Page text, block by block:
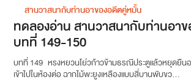
สานวาสนากับท่านอาของอดีตคู่หมั้น
ทดลองอ่าน สานวาสนากับท่านอา
บทที่ 149-150
บทที่ 149 หรงหยวนโย่วก้าวข้ามธรณีประตูแล้วหยุดยืนอ
เข้าไปในห้องต่อ ฉากไม้พะยูงเหลืองแบบสี่บานพับขว...